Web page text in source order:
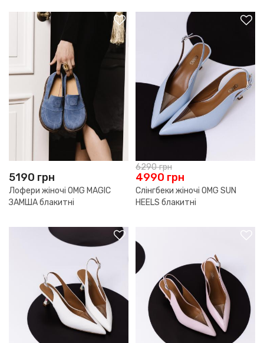
5190 грн
Лофери жіночі OMG MAGIC
ЗАМША блакитні
6290грн
4990 грн
Слінгбеки жіночі OMG SUN
HEELS блакитні